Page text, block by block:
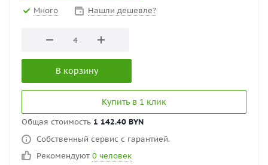
Много Нашли дешевле?
В корзину
Купить в 1 клик
Общая стоимость 1 142.40 BYN
Собственный сервис с гарантией.
Рекомендуют 0 человек